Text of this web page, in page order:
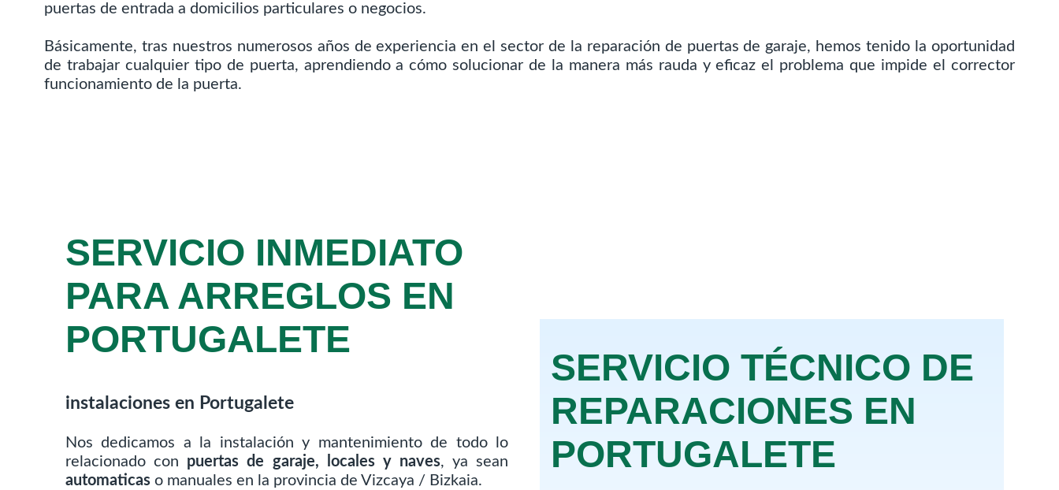
puertas de entrada a domicilios particulares o negocios.
Básicamente, tras nuestros numerosos años de experiencia en el sector de la reparación de puertas de garaje, hemos tenido la oportunidad
de trabajar cualquier tipo de puerta, aprendiendo a cómo solucionar de la manera más rauda y eficaz el problema que impide el corrector
funcionamiento de la puerta.
SERVICIO INMEDIATO
PARA ARREGLOS EN
PORTUGALETE
instalaciones en Portugalete
Nos dedicamos a la instalación y mantenimiento de todo lo
relacionado con puertas de garaje, locales y naves, ya sean
automaticas o manuales en la provincia de Vizcaya / Bizkaia.
SERVICIO TÉCNICO DE
REPARACIONES EN
PORTUGALETE